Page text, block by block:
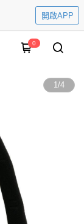
開啟APP
0
1/4